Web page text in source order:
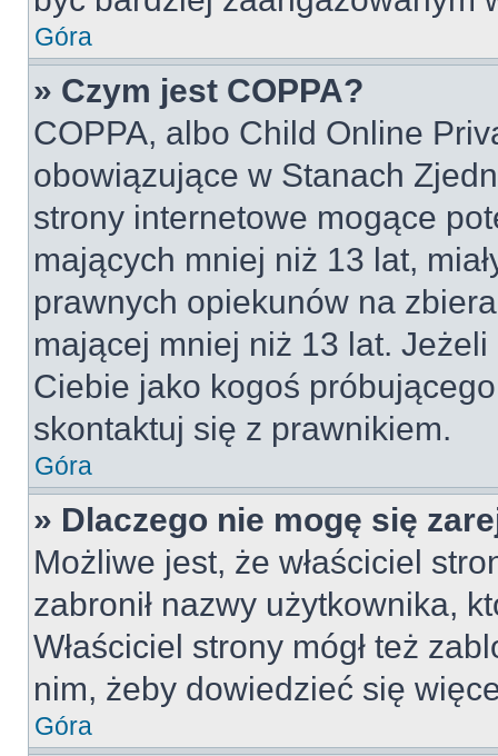
Góra
» Czym jest COPPA?
COPPA, albo Child Online
obowiązujące w Stanach
strony internetowe mogące
mających mniej niż 13 lat,
prawnych opiekunów na
mającej mniej niż 13 lat.
Ciebie jako kogoś
skontaktuj się z prawnikiem.
Góra
» Dlaczego nie mogę się
Możliwe jest, że właściciel
zabronił nazwy użytkownika,
Właściciel strony mógł też
nim, żeby dowiedzieć się
Góra